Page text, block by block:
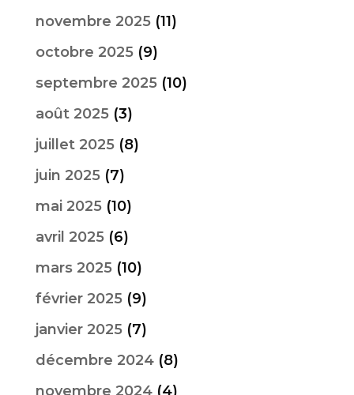
novembre 2025(11)
octobre 2025(9)
septembre 2025(10)
août 2025(3)
juillet 2025(8)
juin 2025(7)
mai 2025(10)
avril 2025(6)
mars 2025(10)
février 2025(9)
janvier 2025(7)
décembre 2024(8)
novembre 2024(4)